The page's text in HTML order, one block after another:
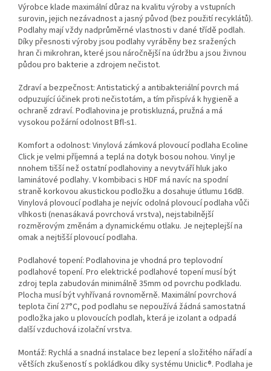
Výrobce klade maximální důraz na kvalitu výroby a vstupních
surovin, jejich nezávadnost a jasný původ (bez použití recyklátů).
Podlahy mají vždy nadprůměrné vlastnosti v dané třídě podlah.
Díky přesnosti výroby jsou podlahy vyráběny bez sražených
hran či mikrohran, které jsou náročnější na údržbu a jsou živnou
půdou pro bakterie a zdrojem nečistot.
Zdraví a bezpečnost: Antistatický a antibakteriální povrch má
odpuzující účinek proti nečistotám, a tím přispívá k hygieně a
ochraně zdraví. Podlahovina je protiskluzná, pružná a má
vysokou požární odolnost Bfl-s1.
Komfort a odolnost: Vinylová zámková plovoucí podlaha Ecoline
Click je velmi příjemná a teplá na dotyk bosou nohou. Vinyl je
nnohem tišší než ostatní podlahoviny a nevytváří hluk jako
laminátové podlahy. V kombibaci s HDF má navíc na spodní
straně korkovou akustickou podložku a dosahuje útlumu 16dB.
Vinylová plovoucí podlaha je nejvíc odolná plovoucí podlaha vůči
vlhkosti (nenasákavá povrchová vrstva), nejstabilnější
rozměrovým změnám a dynamickému otlaku. Je nejteplejší na
omak a nejtišší plovoucí podlaha.
Podlahové topení: Podlahovina je vhodná pro teplovodní
podlahové topení. Pro elektrické podlahové topení musí být
zdroj tepla zabudován minimálně 35mm od povrchu podkladu.
Plocha musí být vyhřívaná rovnoměrně. Maximální povrchová
teplota činí 27°C, pod podlahu se nepoužívá žádná samostatná
podložka jako u plovoucích podlah, která je izolant a odpadá
další vzduchová izolační vrstva.
Montáž: Rychlá a snadná instalace bez lepení a složitého nářadí a
větších zkušeností s pokládkou díky systému Uniclic®. Podlaha je